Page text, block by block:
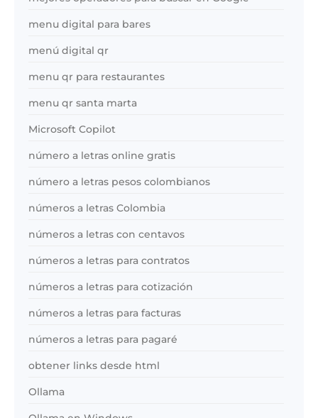
menu digital para bares
menú digital qr
menu qr para restaurantes
menu qr santa marta
Microsoft Copilot
número a letras online gratis
número a letras pesos colombianos
números a letras Colombia
números a letras con centavos
números a letras para contratos
números a letras para cotización
números a letras para facturas
números a letras para pagaré
obtener links desde html
Ollama